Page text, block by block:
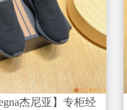
杰尼亚】专柜经